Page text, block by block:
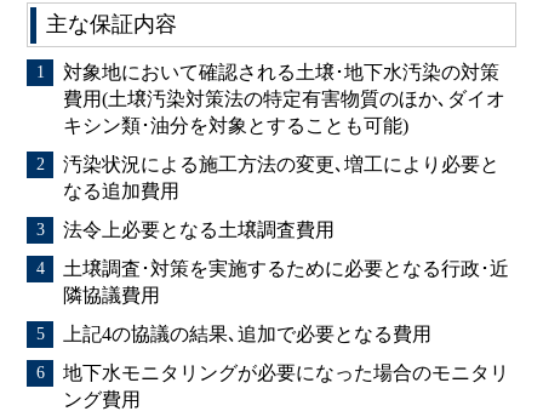
主な保証内容
対象地において確認される土壌･地下水汚染の対策
費用(土壌汚染対策法の特定有害物質のほか､ダイオ
キシン類･油分を対象とすることも可能)
汚染状況による施工方法の変更､増工により必要と
なる追加費用
法令上必要となる土壌調査費用
土壌調査･対策を実施するために必要となる行政･近
隣協議費用
上記4の協議の結果､追加で必要となる費用
地下水モニタリングが必要になった場合のモニタリ
ング費用